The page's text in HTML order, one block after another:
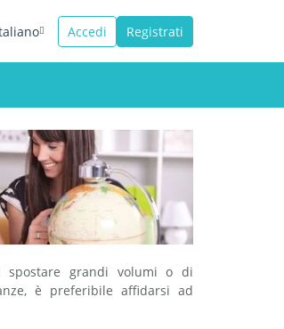
Accedi Registrati
grandi volumi o di
è preferibile affidarsi ad